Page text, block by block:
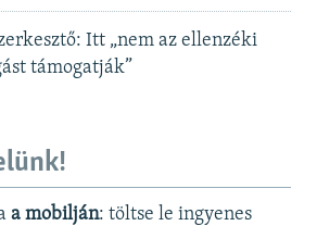
Itt „nem az ellenzéki
támogatják”
a mobilján: töltse le ingyenes